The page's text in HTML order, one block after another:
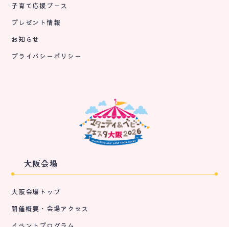
子育て応援ブース
プレゼント情報
お知らせ
プライバシーポリシー
大阪会場
大阪会場トップ
開催概要・会場アクセス